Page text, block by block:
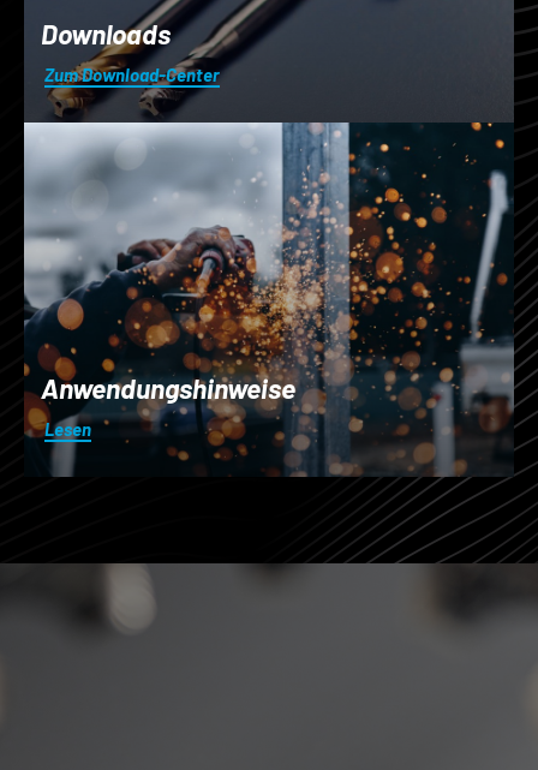
Downloads
Zum Download-Center
Anwendungshinweise
Lesen